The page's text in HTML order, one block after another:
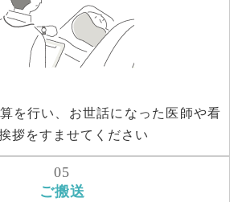
を行い、お世話になった医師や看
拶をすませてください
ご搬送